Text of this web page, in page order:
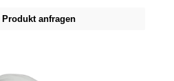
Produkt anfragen